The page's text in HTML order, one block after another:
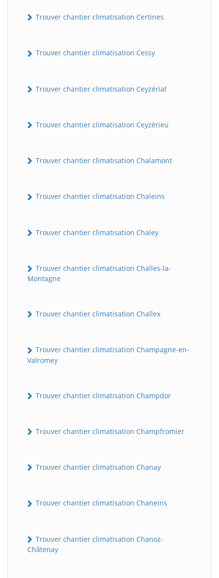
Trouver chantier climatisation Certines
Trouver chantier climatisation Cessy
Trouver chantier climatisation Ceyzériat
Trouver chantier climatisation Ceyzérieu
Trouver chantier climatisation Chalamont
Trouver chantier climatisation Chaleins
Trouver chantier climatisation Chaley
Trouver chantier climatisation Challes-la-
Montagne
Trouver chantier climatisation Challex
Trouver chantier climatisation Champagne-en-
Valromey
Trouver chantier climatisation Champdor
Trouver chantier climatisation Champfromier
Trouver chantier climatisation Chanay
Trouver chantier climatisation Chaneins
Trouver chantier climatisation Chanoz-
Châtenay